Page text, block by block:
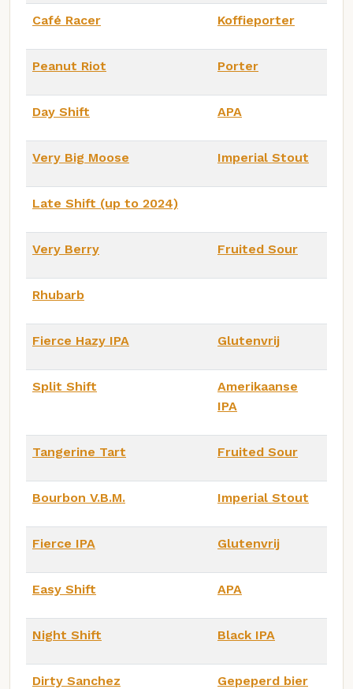
Café Racer Koffieporter
Peanut Riot Porter
Day Shift APA
Very Big Moose Imperial Stout
Late Shift (up to 2024)
Very Berry Fruited Sour
Rhubarb
Fierce Hazy IPA Glutenvrij
Split Shift
Amerikaanse
IPA
Tangerine Tart Fruited Sour
Bourbon V.B.M. Imperial Stout
Fierce IPA Glutenvrij
Easy Shift APA
Night Shift Black IPA
Dirty Sanchez Gepeperd bier